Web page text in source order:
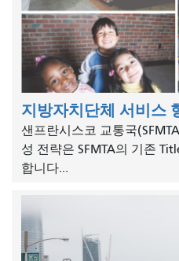
지방자치단체 서비스
샌프란시스코 교통국
성 전략은 SFMTA의 기존
합니다...